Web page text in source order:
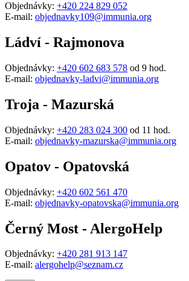
Objednávky: +420 224 829 052
E-mail: objednavky109@immunia.org
Ládví - Rajmonova
Objednávky: +420 602 683 578 od 9 hod.
E-mail: objednavky-ladvi@immunia.org
Troja - Mazurská
Objednávky: +420 283 024 300 od 11 hod.
E-mail: objednavky-mazurska@immunia.org
Opatov - Opatovská
Objednávky: +420 602 561 470
E-mail: objednavky-opatovska@immunia.org
Černý Most - AlergoHelp
Objednávky: +420 281 913 147
E-mail: alergohelp@seznam.cz